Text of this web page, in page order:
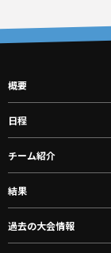
概要
日程
チーム紹介
結果
過去の大会情報